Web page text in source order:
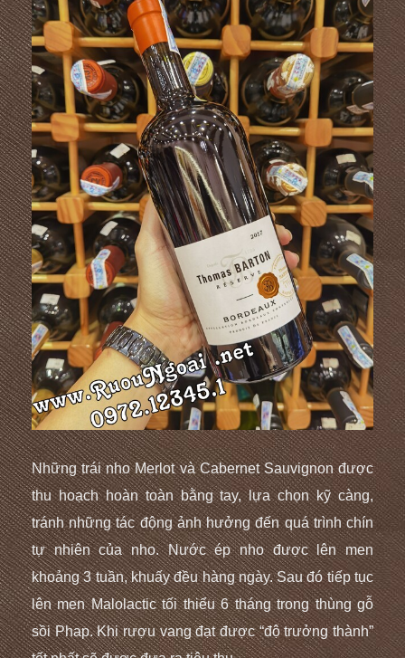
Những trái nho Merlot và Cabernet Sauvignon được
thu hoạch hoàn toàn bằng tay, lựa chọn kỹ càng,
tránh những tác động ảnh hưởng đến quá trình chín
tự nhiên của nho. Nước ép nho được lên men
khoảng 3 tuần, khuấy đều hàng ngày. Sau đó tiếp tục
lên men Malolactic tối thiểu 6 tháng trong thùng gỗ
sồi Phap. Khi rượu vang đạt được “độ trưởng thành”